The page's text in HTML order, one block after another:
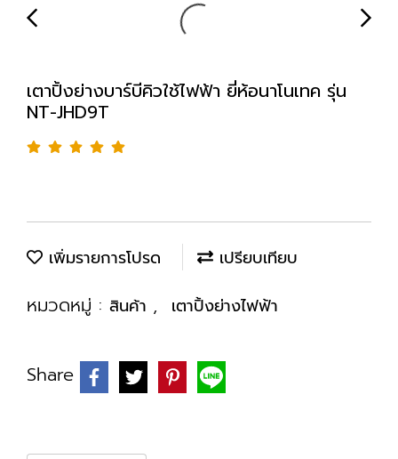
เตาปิ้งย่างบาร์บีคิวใช้ไฟฟ้า ยี่ห้อนาโนเทค รุ่น
NT-JHD9T
เพิ่มรายการโปรด เปรียบเทียบ
หมวดหมู่ : สินค้า , เตาปิ้งย่างไฟฟ้า
Share